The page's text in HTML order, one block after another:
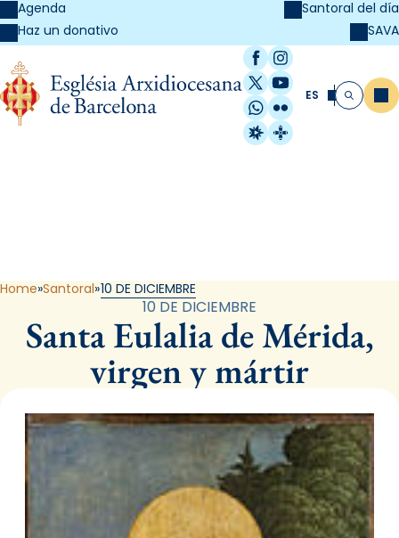
Agenda
Haz un donativo
Santoral del día
SAVA
Facebook
Instagram
X / Twitter
YouTube
WhatsApp
Flickr
Radio Estel
Catalunya
ES Buscar
Home Santoral 10 DE DICIEMBRE
10 DE DICIEMBRE
Santa Eulalia de Mérida,
virgen y mártir